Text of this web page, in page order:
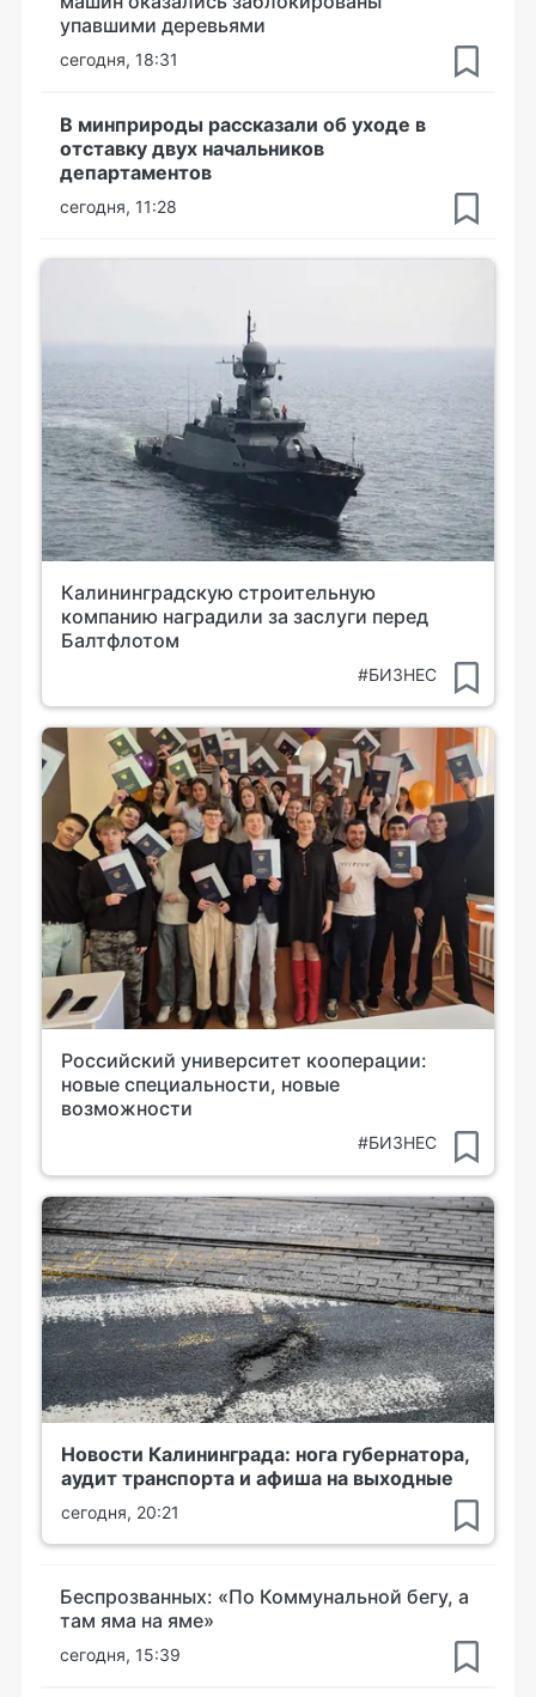
упавшими деревьями
сегодня, 18:31
В минприроды рассказали об уходе в
отставку двух начальников
департаментов
сегодня, 11:28
Калининградскую строительную
компанию наградили за заслуги перед
Балтфлотом
#БИЗНЕС
Российский университет кооперации:
новые специальности, новые
возможности
#БИЗНЕС
Новости Калининграда: нога губернатора,
аудит транспорта и афиша на выходные
сегодня, 20:21
Беспрозванных: «По Коммунальной бегу, а
там яма на яме»
сегодня, 15:39